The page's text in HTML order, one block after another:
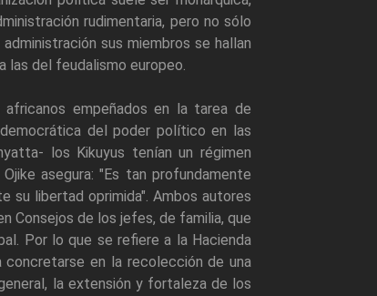
rudimentaria, pero no sólo
sus miembros se hallan
las del feudalismo europeo.
empeñados en la tarea de
del poder político en las
los Kikuyus tenían un régimen
asegura: "Es tan profundamente
su libertad oprimida". Ambos autores
Consejos de los jefes, de familia, que
Por lo que se refiere a la Hacienda
en la recolección de una
la extensión y fortaleza de los